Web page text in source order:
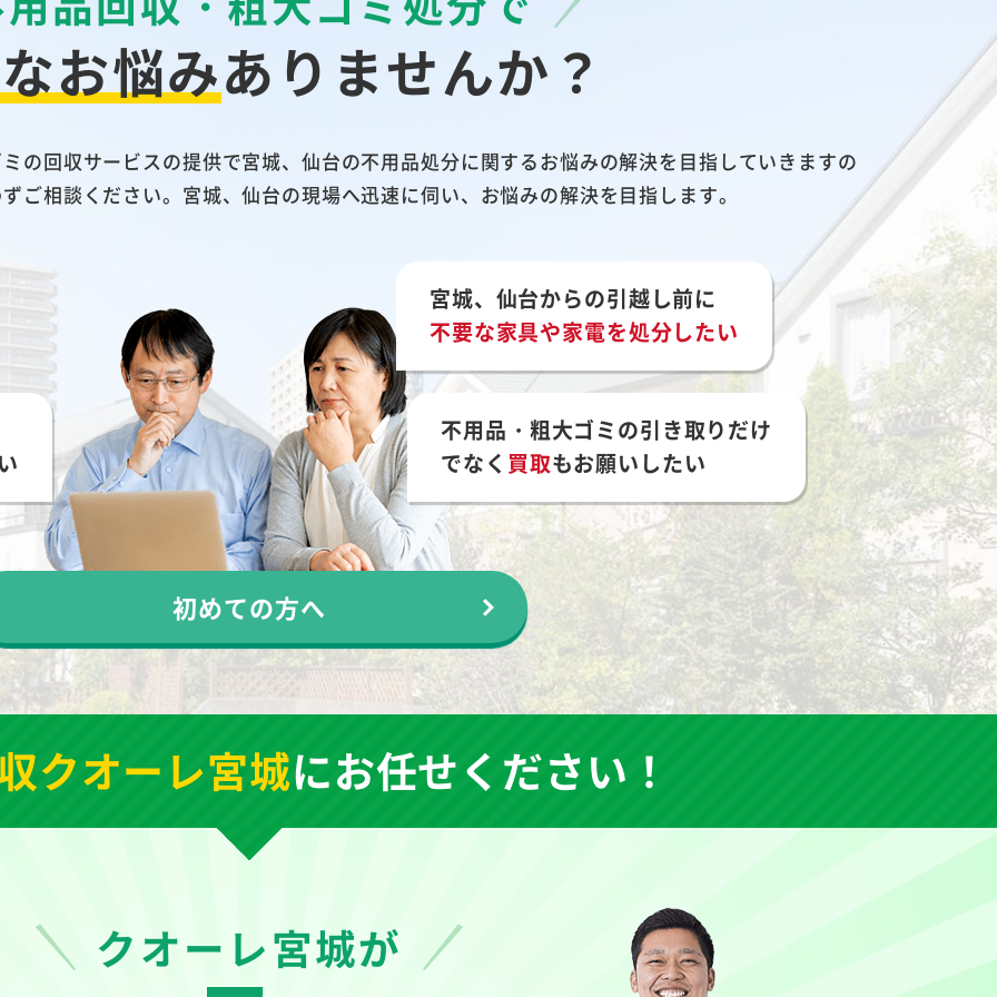
お悩みありませんか？
の回収サービスの提供で宮城、仙台の不用品処分に関するお悩みの解決を目指していきますの
ご相談ください。宮城、仙台の現場へ迅速に伺い、お悩みの解決を目指します。
宮城、仙台からの引越し前に
不要な家具や家電を処分したい
不用品・粗大ゴミの引き取りだけ
でなく 買取もお願いしたい
初めての方へ
クオーレ宮城にお任せください！
クオーレ宮城が